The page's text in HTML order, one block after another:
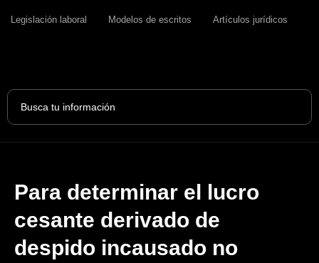
Legislación laboral Modelos de escritos Artículos jurídicos
Search
Para determinar el lucro
cesante derivado de
despido incausado no